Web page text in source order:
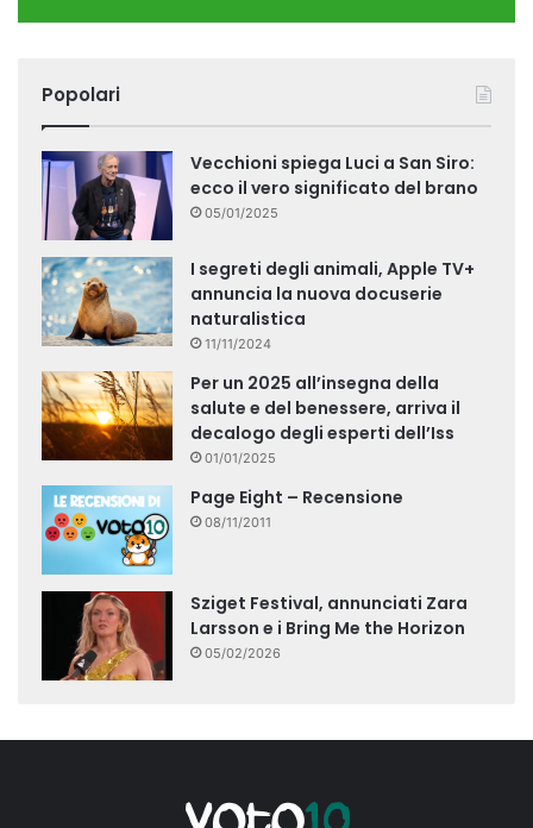
Popolari
Vecchioni spiega Luci a San Siro:
ecco il vero significato del brano
05/01/2025
I segreti degli animali, Apple TV+
annuncia la nuova docuserie
naturalistica
11/11/2024
Per un 2025 all’insegna della
salute e del benessere, arriva il
decalogo degli esperti dell’Iss
01/01/2025
Page Eight – Recensione
08/11/2011
Sziget Festival, annunciati Zara
Larsson e i Bring Me the Horizon
05/02/2026